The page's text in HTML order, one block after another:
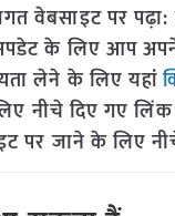
वेबसाइट पर
के लिए आप
लेने के लिए यहां
नीचे दिए गए
पर जाने के लिए